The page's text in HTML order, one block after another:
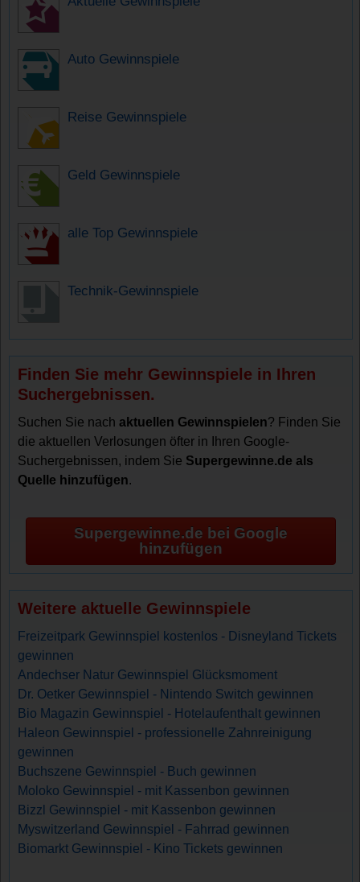
Auto Gewinnspiele
Reise Gewinnspiele
Geld Gewinnspiele
alle Top Gewinnspiele
Technik-Gewinnspiele
Finden Sie mehr Gewinnspiele in Ihren
Suchergebnissen.
Suchen Sie nachaktuellen Gewinnspielen? Finden Sie
die aktuellen Verlosungen öfter in Ihren Google-
Suchergebnissen, indem Sie Supergewinne.de als
Quelle hinzufügen.
Supergewinne.de bei Google
hinzufügen
Weitere aktuelle Gewinnspiele
Freizeitpark Gewinnspiel kostenlos - Disneyland Tickets
gewinnen
Andechser Natur Gewinnspiel Glücksmoment
Dr. Oetker Gewinnspiel - Nintendo Switch gewinnen
Bio Magazin Gewinnspiel - Hotelaufenthalt gewinnen
Haleon Gewinnspiel - professionelle Zahnreinigung
gewinnen
Buchszene Gewinnspiel - Buch gewinnen
Moloko Gewinnspiel - mit Kassenbon gewinnen
Bizzl Gewinnspiel - mit Kassenbon gewinnen
Myswitzerland Gewinnspiel - Fahrrad gewinnen
Biomarkt Gewinnspiel - Kino Tickets gewinnen